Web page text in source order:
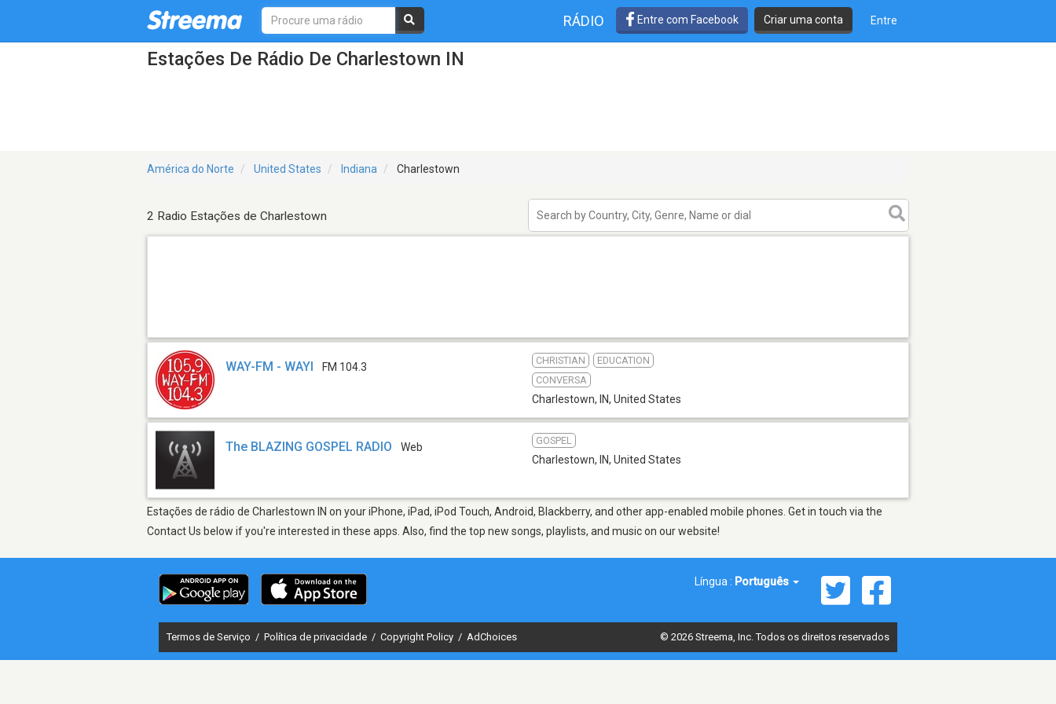
RÁDIO Entre com Facebook Criar uma conta Entre
Estações De Rádio De Charlestown IN
América do Norte United States Indiana Charlestown
2 Radio Estações de Charlestown
WAY-FM - WAYI FM 104.3
CHRISTIAN
EDUCATION
CONVERSA
Charlestown, IN, United States
The BLAZING GOSPEL RADIO Web
GOSPEL
Charlestown, IN, United States
Estações de rádio de Charlestown IN on your iPhone, iPad, iPod Touch, Android, Blackberry, and other app-enabled mobile phones. Get in touch via the
Contact Us below if you're interested in these apps. Also, find the top new songs, playlists, and music on our website!
Língua : Português
Termos de Serviço / Política de privacidade / Copyright Policy / AdChoices © 2026 Streema, Inc. Todos os direitos reservados